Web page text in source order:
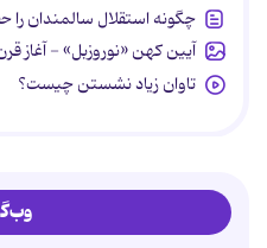
چگونه استقلال سالمندان را
آیین کهن «نوروزبل» - آغاز قرن ۱۷
تاوان زیاد نشستن چیست؟